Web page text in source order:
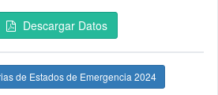
Descargar Datos
de Estados de Emergencia 2024